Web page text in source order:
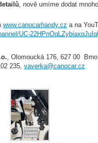
, nově umíme dodat
www.canocarhandy.cz a na
UC-
, Olomoucká 176, 627 00 Brno
235, vaverka@canocar.cz